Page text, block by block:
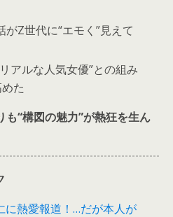
Z世代に“エモく”見えて
アルな人気女優”との組み
た
も“構図の魅力”が熱狂を生ん
に熱愛報道！…だが本人が